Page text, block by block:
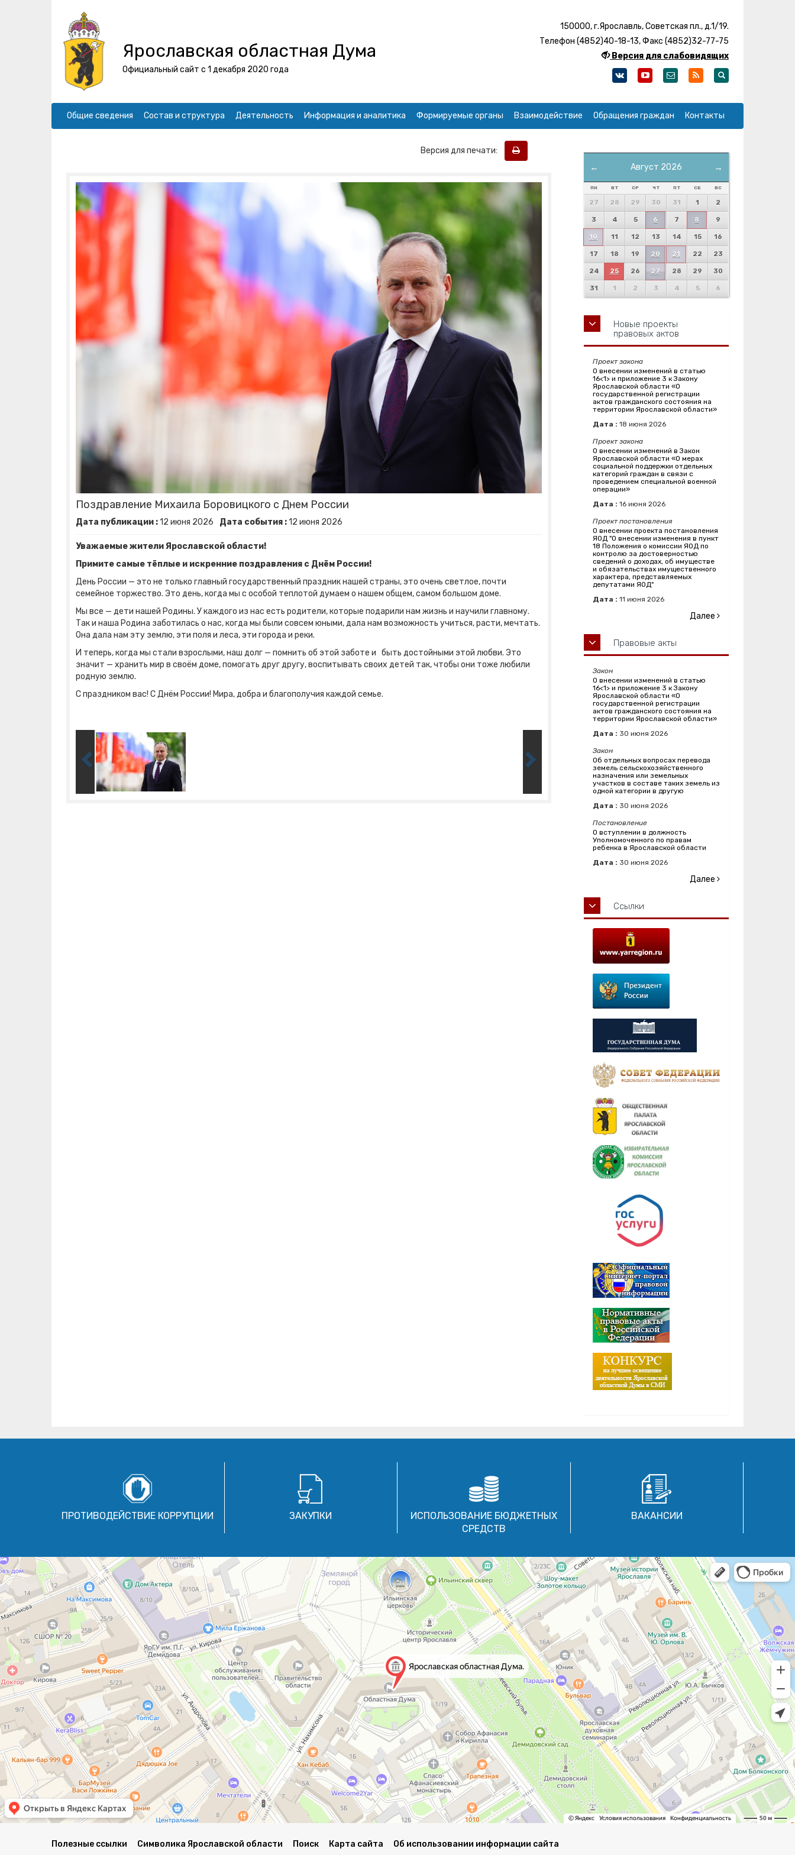
Ярославская областная Дума
Официальный сайт с 1 декабря 2020 года
150000, г.Ярославль, Советская пл., д.1/19.
Телефон (4852)40-18-13, Факс (4852)32-77-75
Версия для слабовидящих
Общие сведения Состав и структура Деятельность Информация и аналитика Формируемые органы Взаимодействие Обращения граждан Контакты
Версия для печати:
Поздравление Михаила Боровицкого с Днем России
Дата публикации :12 июня 2026 Дата события :12 июня 2026
Уважаемые жители Ярославской области!
Примите самые тёплые и искренние поздравления с Днём России!
День России — это не только главный государственный праздник нашей страны, это очень светлое, почти
семейное торжество. Это день, когда мы с особой теплотой думаем о нашем общем, самом большом доме.
Мы все — дети нашей Родины. У каждого из нас есть родители, которые подарили нам жизнь и научили главному.
Так и наша Родина заботилась о нас, когда мы были совсем юными, дала нам возможность учиться, расти, мечтать.
Она дала нам эту землю, эти поля и леса, эти города и реки.
И теперь, когда мы стали взрослыми, наш долг — помнить об этой заботе и быть достойными этой любви. Это
значит — хранить мир в своём доме, помогать друг другу, воспитывать своих детей так, чтобы они тоже любили
родную землю.
С праздником вас! С Днём России! Мира, добра и благополучия каждой семье.
← →
Август 2026
ПН ВТ СР ЧТ ПТ СБ ВС
27 28 29 30 31 1 2
3 4 5 6 7 8 9
10 11 12 13 14 15 16
17 18 19 20 21 22 23
24 25 26 27 28 29 30
31 1 2 3 4 5 6
Новые проекты
правовых актов
Проект закона
О внесении изменений в статью
16<1> и приложение 3 к Закону
Ярославской области «О
государственной регистрации
актов гражданского состояния на
территории Ярославской области»
Дата : 18 июня 2026
Проект закона
О внесении изменений в Закон
Ярославской области «О мерах
социальной поддержки отдельных
категорий граждан в связи с
проведением специальной военной
операции»
Дата : 16 июня 2026
Проект постановления
О внесении проекта постановления
ЯОД "О внесении изменения в пункт
18 Положения о комиссии ЯОД по
контролю за достоверностью
сведений о доходах, об имуществе
и обязательствах имущественного
характера, представляемых
депутатами ЯОД"
Дата : 11 июня 2026
Далее
Правовые акты
Закон
О внесении изменений в статью
16<1> и приложение 3 к Закону
Ярославской области «О
государственной регистрации
актов гражданского состояния на
территории Ярославской области»
Дата : 30 июня 2026
Закон
Об отдельных вопросах перевода
земель сельскохозяйственного
назначения или земельных
участков в составе таких земель из
одной категории в другую
Дата : 30 июня 2026
Постановление
О вступлении в должность
Уполномоченного по правам
ребенка в Ярославской области
Дата : 30 июня 2026
Далее
Ссылки
ПРОТИВОДЕЙСТВИЕ КОРРУПЦИИ ЗАКУПКИ
ИСПОЛЬЗОВАНИЕ БЮДЖЕТНЫХ
СРЕДСТВ
ВАКАНСИИ
Полезные ссылки Символика Ярославской области Поиск Карта сайта Об использовании информации сайта